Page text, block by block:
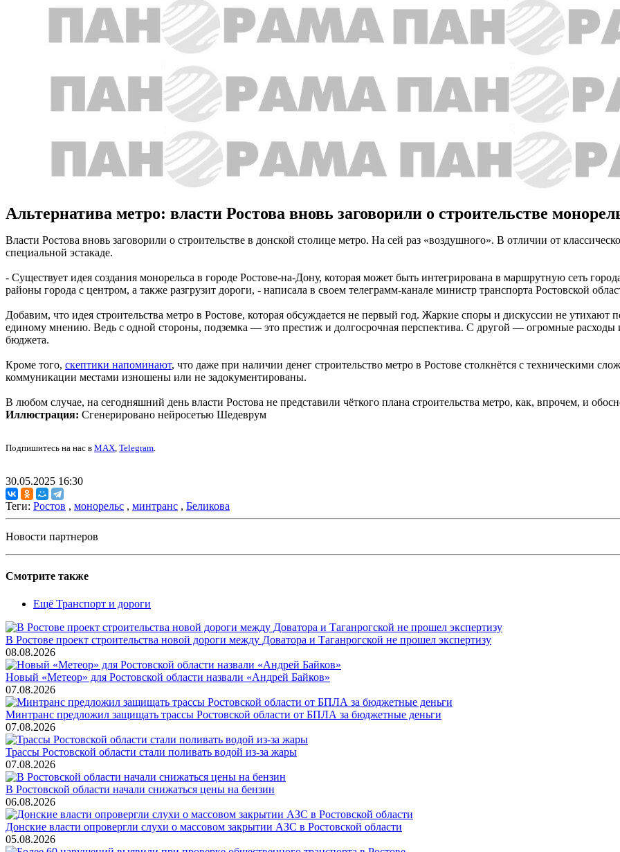
Альтернатива метро: власти Ростова вновь заговорили о строительстве
Власти Ростова вновь заговорили о строительстве в донской столице метро. На сей раз «воздушного». В отличии от
специальной эстакаде.
- Существует идея создания монорельса в городе Ростове-на-Дону, которая может быть интегрирована в маршрутную сеть
районы города с центром, а также разгрузит дороги, - написала в своем телеграмм-канале министр транспорта Ростовской
Добавим, что идея строительства метро в Ростове, которая обсуждается не первый год. Жаркие споры и дискуссии не
единому мнению. Ведь с одной стороны, подземка — это престиж и долгосрочная перспектива. С другой — огромные расходы и
бюджета.
Кроме того, скептики напоминают, что даже при наличии денег строительство метро в Ростове столкнётся с техническими
коммуникации местами изношены или не задокументированы.
В любом случае, на сегодняшний день власти Ростова не представили чёткого плана строительства метро, как, впрочем, и
Иллюстрация: Сгенерировано нейросетью Шедеврум
Подпишитесь на нас в MAX, Telegram.
30.05.2025 16:30
Теги: Ростов , монорельс , минтранс , Беликова
Новости партнеров
Смотрите также
Ещё Транспорт и дороги
В Ростове проект строительства новой дороги между Доватора и Таганрогской не прошел экспертизу
08.08.2026
Новый «Метеор» для Ростовской области назвали «Андрей Байков»
07.08.2026
Минтранс предложил защищать трассы Ростовской области от БПЛА за бюджетные деньги
07.08.2026
Трассы Ростовской области стали поливать водой из-за жары
07.08.2026
В Ростовской области начали снижаться цены на бензин
06.08.2026
Донские власти опровергли слухи о массовом закрытии АЗС в Ростовской области
05.08.2026